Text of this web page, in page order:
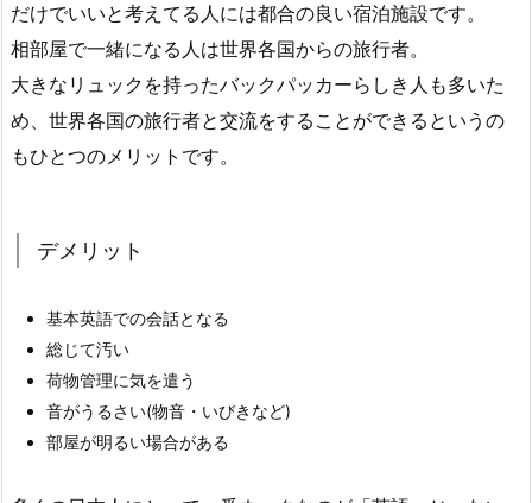
だけでいいと考えてる人には都合の良い宿泊施設です。
相部屋で一緒になる人は世界各国からの旅行者。
大きなリュックを持ったバックパッカーらしき人も多いた
め、世界各国の旅行者と交流をすることができるというの
もひとつのメリットです。
デメリット
基本英語での会話となる
総じて汚い
荷物管理に気を遣う
音がうるさい(物音・いびきなど)
部屋が明るい場合がある